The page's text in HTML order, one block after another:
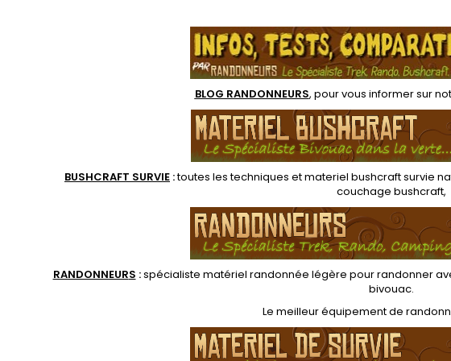
la chaleur, reste plus sec et
entre le sac et un matelas...
sur la valve du matelas, et
son ventilateur sur piles
permet de gonfler ou
dégonfler le matelas
une
BLOG RANDONNEURS, pour vous informer sur
BUSHCRAFT SURVIE :toutes les techniques etmateriel bushcraft survie
couchage bushcraft,
RANDONNEURS :spécialiste matériel randonnée légère pour randonner
bivouac.
Le meilleur équipement de